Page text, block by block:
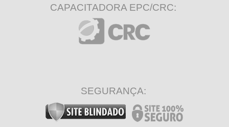
CAPACITADORA EPC/CRC:
SEGURANÇA: